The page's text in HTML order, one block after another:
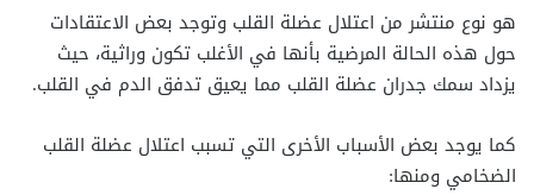
هو نوع منتشر من اعتلال عضلة القلب وتوجد بعض الاعتقادات
حول هذه الحالة المرضية بأنها في الأغلب تكون وراثية، حيث
يزداد سمك جدران عضلة القلب مما يعيق تدفق الدم في القلب.
كما يوجد بعض الأسباب الأخرى التي تسبب اعتلال عضلة القلب
الضخامي ومنها: